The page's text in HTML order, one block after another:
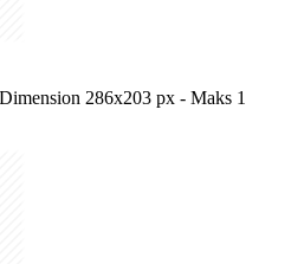
286x203 px - Maks 1